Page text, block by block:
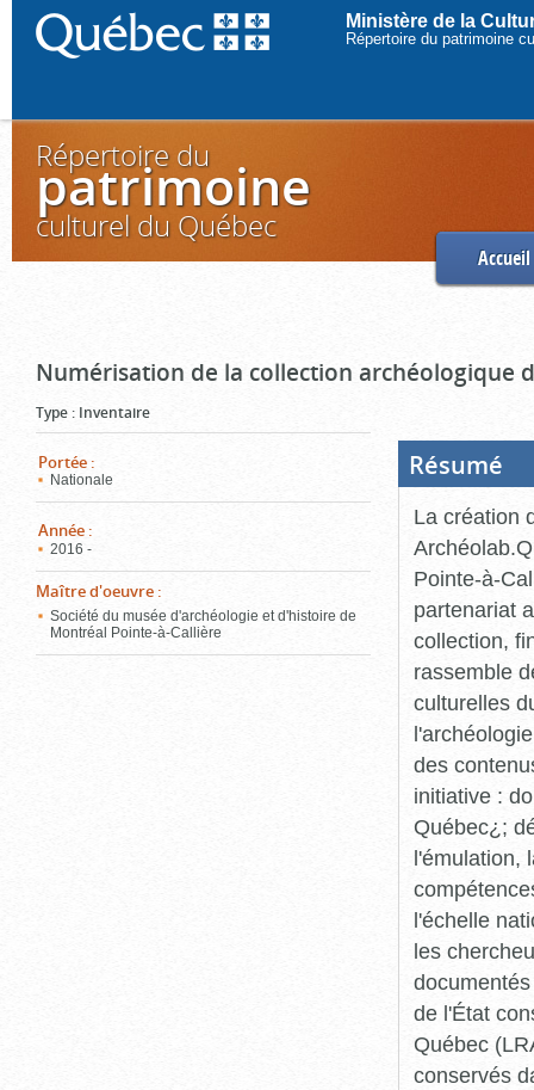
Ministère de la
Répertoire du patrimoine
Répertoire du
patrimoine
culturel du Québec
Accueil
Numérisation de la collection archéologique
Type : Inventaire
Portée :
Nationale
Année :
2016 -
Maître d'oeuvre :
Société du musée d'archéologie et d'histoire de
Montréal Pointe-à-Callière
Résumé
La création
Pointe-à-
partenariat
collection,
rassemble
culturelles
des
initiative :
Québec¿;
l'émulation,
l'échelle
les
de l'État
Québec
conservés